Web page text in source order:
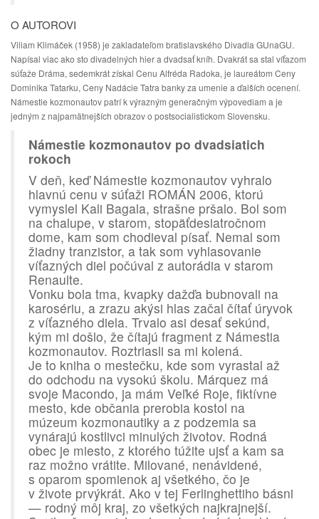
O AUTOROVI
Viliam Klimáček (1958) je zakladateľom bratislavského Divadla GUnaGU.
Napísal viac ako sto divadelných hier a dvadsať kníh. Dvakrát sa stal víťazom
súťaže Dráma, sedemkrát získal Cenu Alfréda Radoka, je laureátom Ceny
Dominika Tatarku, Ceny Nadácie Tatra banky za umenie a ďalších ocenení.
Námestie kozmonautov patrí k výrazným generačným výpovediam a je
jedným z najpamätnejších obrazov o postsocialistickom Slovensku.
Námestie kozmonautov po dvadsiatich
rokoch
V deň, keď Námestie kozmonautov vyhralo
hlavnú cenu v súťaži ROMÁN 2006, ktorú
vymyslel Kali Bagala, strašne pršalo. Bol som
na chalupe, v starom, stopäťdesiatročnom
dome, kam som chodieval písať. Nemal som
žiadny tranzistor, a tak som vyhlasovanie
víťazných diel počúval z autorádia v starom
Renaulte.
Vonku bola tma, kvapky dažďa bubnovali na
karosériu, a zrazu akýsi hlas začal čítať úryvok
z víťazného diela. Trvalo asi desať sekúnd,
kým mi došlo, že čítajú fragment z Námestia
kozmonautov. Roztriasli sa mi kolená.
Je to kniha o mestečku, kde som vyrastal až
do odchodu na vysokú školu. Márquez má
svoje Macondo, ja mám Veľké Roje, fiktívne
mesto, kde občania prerobia kostol na
múzeum kozmonautiky a z podzemia sa
vynárajú kostlivci minulých životov. Rodná
obec je miesto, z ktorého túžite ujsť a kam sa
raz možno vrátite. Milované, nenávidené,
s oparom spomienok aj všetkého, čo je
v živote prvýkrát. Ako v tej Ferlinghettiho básni
— rodný môj kraj, zo všetkých najkrajnejší.